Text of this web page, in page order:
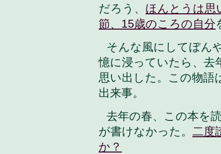
だろう、 ほんとうは思
節、15歳のころの自分
そんな風にしてぼん
憶に浸っていたら、去
思い出した。この物語
出来事。
去年の春、この本を
が書けなかった。 二度
か？